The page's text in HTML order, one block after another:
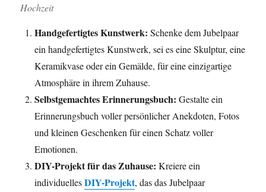
Hochzeit
Handgefertigtes Kunstwerk: Schenke dem Jubelpaar
ein handgefertigtes Kunstwerk, sei es eine Skulptur, eine
Keramikvase oder ein Gemälde, für eine einzigartige
Atmosphäre in ihrem Zuhause.
Selbstgemachtes Erinnerungsbuch: Gestalte ein
Erinnerungsbuch voller persönlicher Anekdoten, Fotos
und kleinen Geschenken für einen Schatz voller
Emotionen.
DIY-Projekt für das Zuhause: Kreiere ein
individuellesDIY-Projekt, das das Jubelpaar